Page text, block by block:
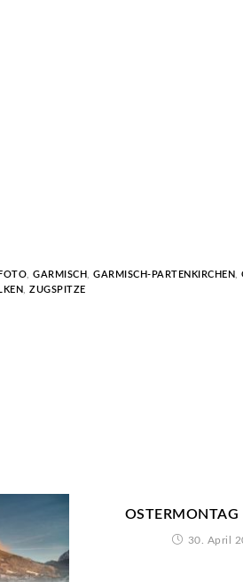
FOTO GARMISCH GARMISCH-PARTENKIRCHEN
ZUGSPITZE
OSTERMONTAG
30. April